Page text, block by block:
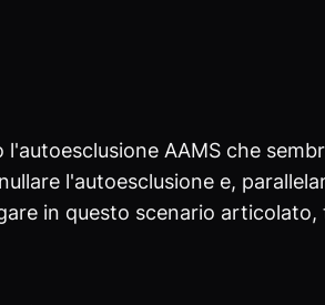
AAMS che
l'autoesclusione e,
in questo scenario